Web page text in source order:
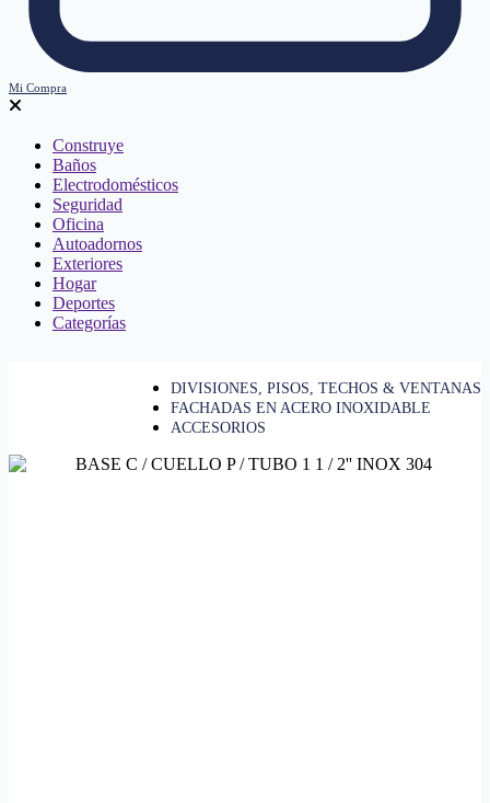
Mi Compra
Construye
Baños
Electrodomésticos
Seguridad
Oficina
Autoadornos
Exteriores
Hogar
Deportes
Categorías
DIVISIONES, PISOS, TECHOS & VENTANAS
FACHADAS EN ACERO INOXIDABLE
ACCESORIOS